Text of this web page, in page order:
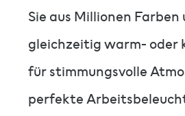
Sie aus Millionen
gleichzeitig warm- oder
für stimmungsvolle
perfekte